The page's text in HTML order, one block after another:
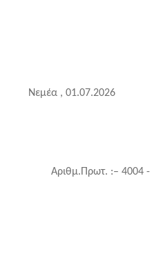
Νεμέα , 01.07.2026
:– 4004 -